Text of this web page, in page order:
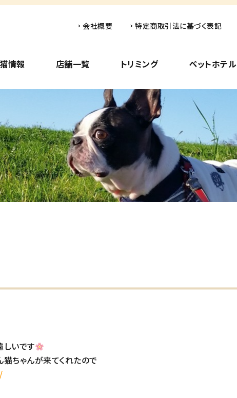
情報 店舗一覧 トリミング ペットホテル
会社概要 特定商取引法に基づく表記
しいです
猫ちゃんが来てくれたので